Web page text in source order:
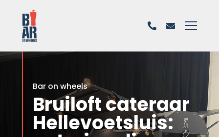
Bar on wheels
Bruiloft cateraar
Hellevoetsluis: